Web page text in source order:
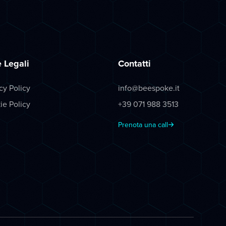
Legali
Policy
Policy
Contatti
info@beespoke.it
+39 071 988 3513
Prenota una call